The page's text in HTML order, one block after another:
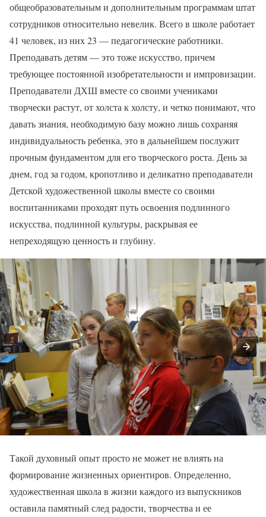
общеобразовательным и дополнительным программам штат
сотрудников относительно невелик. Всего в школе работает
41 человек, из них 23 — педагогические работники.
Преподавать детям — это тоже искусство, причем
требующее постоянной изобретательности и импровизации.
Преподаватели ДХШ вместе со своими учениками
творчески растут, от холста к холсту, и четко понимают, что
давать знания, необходимую базу можно лишь сохраняя
индивидуальность ребенка, это в дальнейшем послужит
прочным фундаментом для его творческого роста. День за
днем, год за годом, кропотливо и деликатно преподаватели
Детской художественной школы вместе со своими
воспитанниками проходят путь освоения подлинного
искусства, подлинной культуры, раскрывая ее
непреходящую ценность и глубину.
Такой духовный опыт просто не может не влиять на
формирование жизненных ориентиров. Определенно,
художественная школа в жизни каждого из выпускников
оставила памятный след радости, творчества и ее